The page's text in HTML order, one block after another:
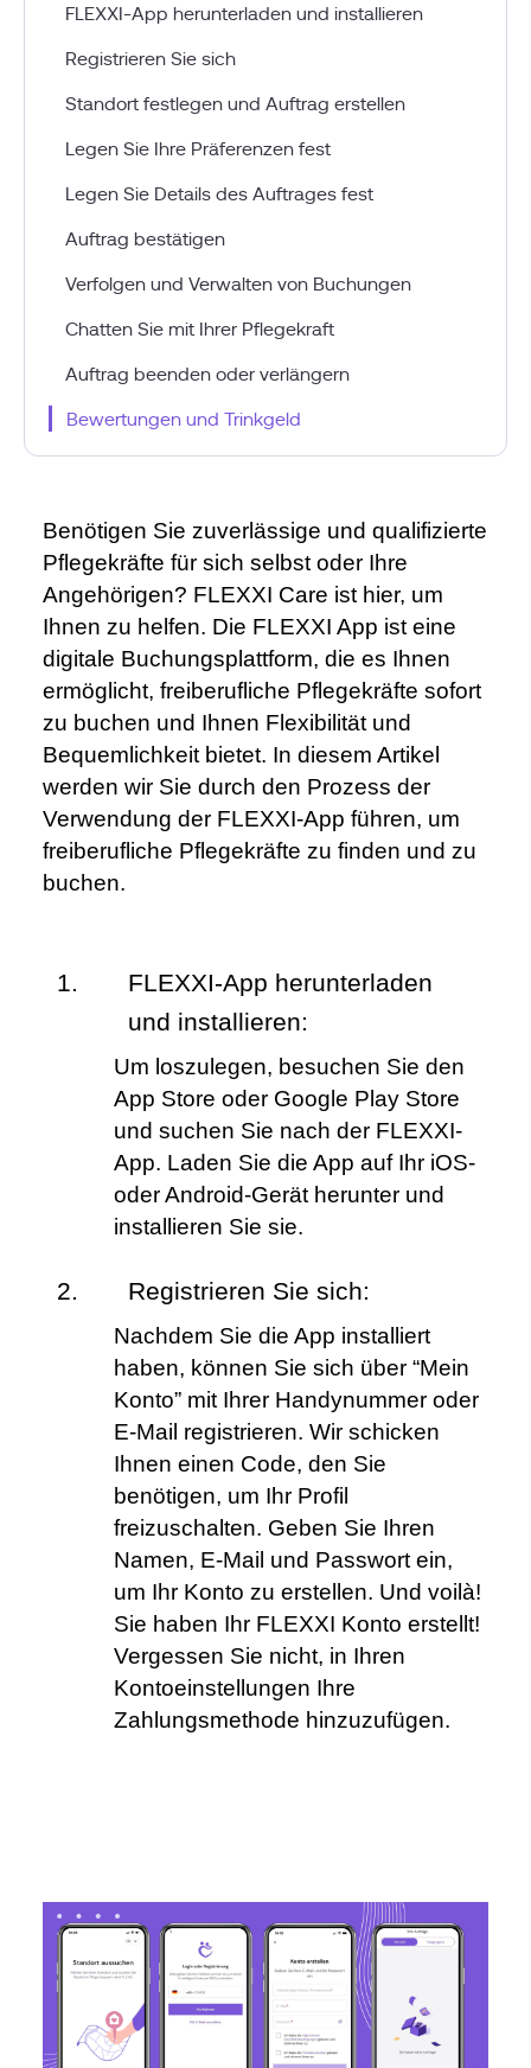
Benötigen Sie zuverlässige und qualifizierte
Pflegekräfte für sich selbst oder Ihre
Angehörigen? FLEXXI Care ist hier, um
Ihnen zu helfen. Die FLEXXI App ist eine
digitale Buchungsplattform, die es Ihnen
ermöglicht, freiberufliche Pflegekräfte sofort
zu buchen und Ihnen Flexibilität und
Bequemlichkeit bietet. In diesem Artikel
werden wir Sie durch den Prozess der
Verwendung der FLEXXI-App führen, um
freiberufliche Pflegekräfte zu finden und zu
buchen.
FLEXXI-App herunterladen
und installieren:
Um loszulegen, besuchen Sie den
App Store oder Google Play Store
und suchen Sie nach der FLEXXI-
App. Laden Sie die App auf Ihr iOS-
oder Android-Gerät herunter und
installieren Sie sie.
Registrieren Sie sich:
Nachdem Sie die App installiert
haben, können Sie sich über “Mein
Konto” mit Ihrer Handynummer oder
E-Mail registrieren. Wir schicken
Ihnen einen Code, den Sie
benötigen, um Ihr Profil
freizuschalten. Geben Sie Ihren
Namen, E-Mail und Passwort ein,
um Ihr Konto zu erstellen. Und voilà!
Sie haben Ihr FLEXXI Konto erstellt!
Vergessen Sie nicht, in Ihren
Kontoeinstellungen Ihre
Zahlungsmethode hinzuzufügen.
FLEXXI-App herunterladen und installieren
Registrieren Sie sich
Standort festlegen und Auftrag erstellen
Legen Sie Ihre Präferenzen fest
Legen Sie Details des Auftrages fest
Auftrag bestätigen
Verfolgen und Verwalten von Buchungen
Chatten Sie mit Ihrer Pflegekraft
Auftrag beenden oder verlängern
Bewertungen und Trinkgeld